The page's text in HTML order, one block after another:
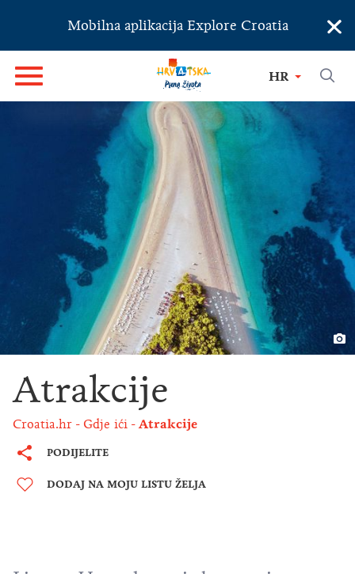
Mobilna aplikacija Explore Croatia ×
HR
Atrakcije
Croatia.hr Gdje ići Atrakcije
PODIJELITE
DODAJ NA MOJU LISTU ŽELJA